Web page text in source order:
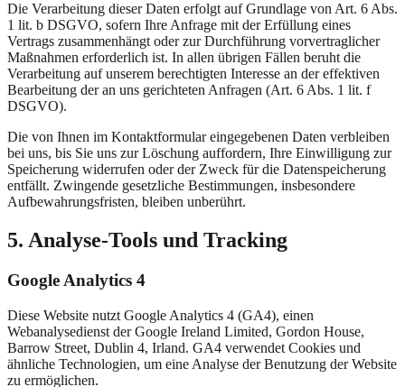
Die Verarbeitung dieser Daten erfolgt auf Grundlage von Art. 6 Abs.
1 lit. b DSGVO, sofern Ihre Anfrage mit der Erfüllung eines
Vertrags zusammenhängt oder zur Durchführung vorvertraglicher
Maßnahmen erforderlich ist. In allen übrigen Fällen beruht die
Verarbeitung auf unserem berechtigten Interesse an der effektiven
Bearbeitung der an uns gerichteten Anfragen (Art. 6 Abs. 1 lit. f
DSGVO).
Die von Ihnen im Kontaktformular eingegebenen Daten verbleiben
bei uns, bis Sie uns zur Löschung auffordern, Ihre Einwilligung zur
Speicherung widerrufen oder der Zweck für die Datenspeicherung
entfällt. Zwingende gesetzliche Bestimmungen, insbesondere
Aufbewahrungsfristen, bleiben unberührt.
5. Analyse-Tools und Tracking
Google Analytics 4
Diese Website nutzt Google Analytics 4 (GA4), einen
Webanalysedienst der Google Ireland Limited, Gordon House,
Barrow Street, Dublin 4, Irland. GA4 verwendet Cookies und
ähnliche Technologien, um eine Analyse der Benutzung der Website
zu ermöglichen.